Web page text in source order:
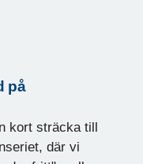
på
kort sträcka till
där vi